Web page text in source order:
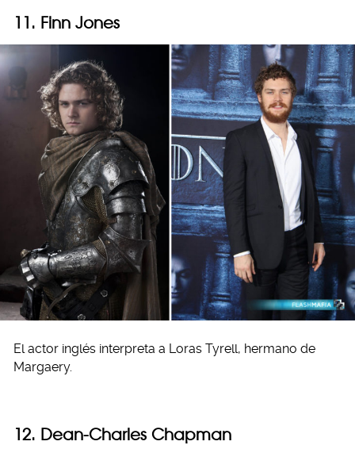
11. Finn Jones
El actor inglés interpreta a Loras Tyrell, hermano de
Margaery.
12. Dean-Charles Chapman